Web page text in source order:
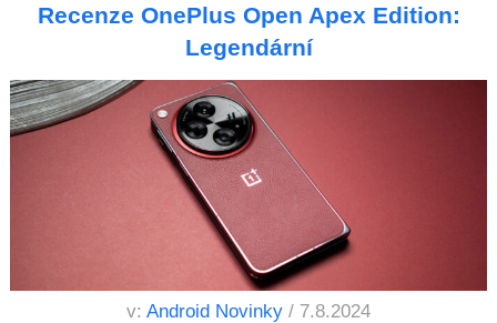
Recenze OnePlus Open Apex Edition:
Legendární
v: Android Novinky / 7.8.2024